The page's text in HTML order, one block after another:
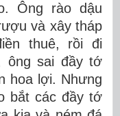
Ông rào dậu
và xây tháp
thuê, rồi đi
ông sai đầy tớ
hoa lợi. Nhưng
bắt các đầy tớ